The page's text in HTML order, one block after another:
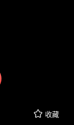
收藏